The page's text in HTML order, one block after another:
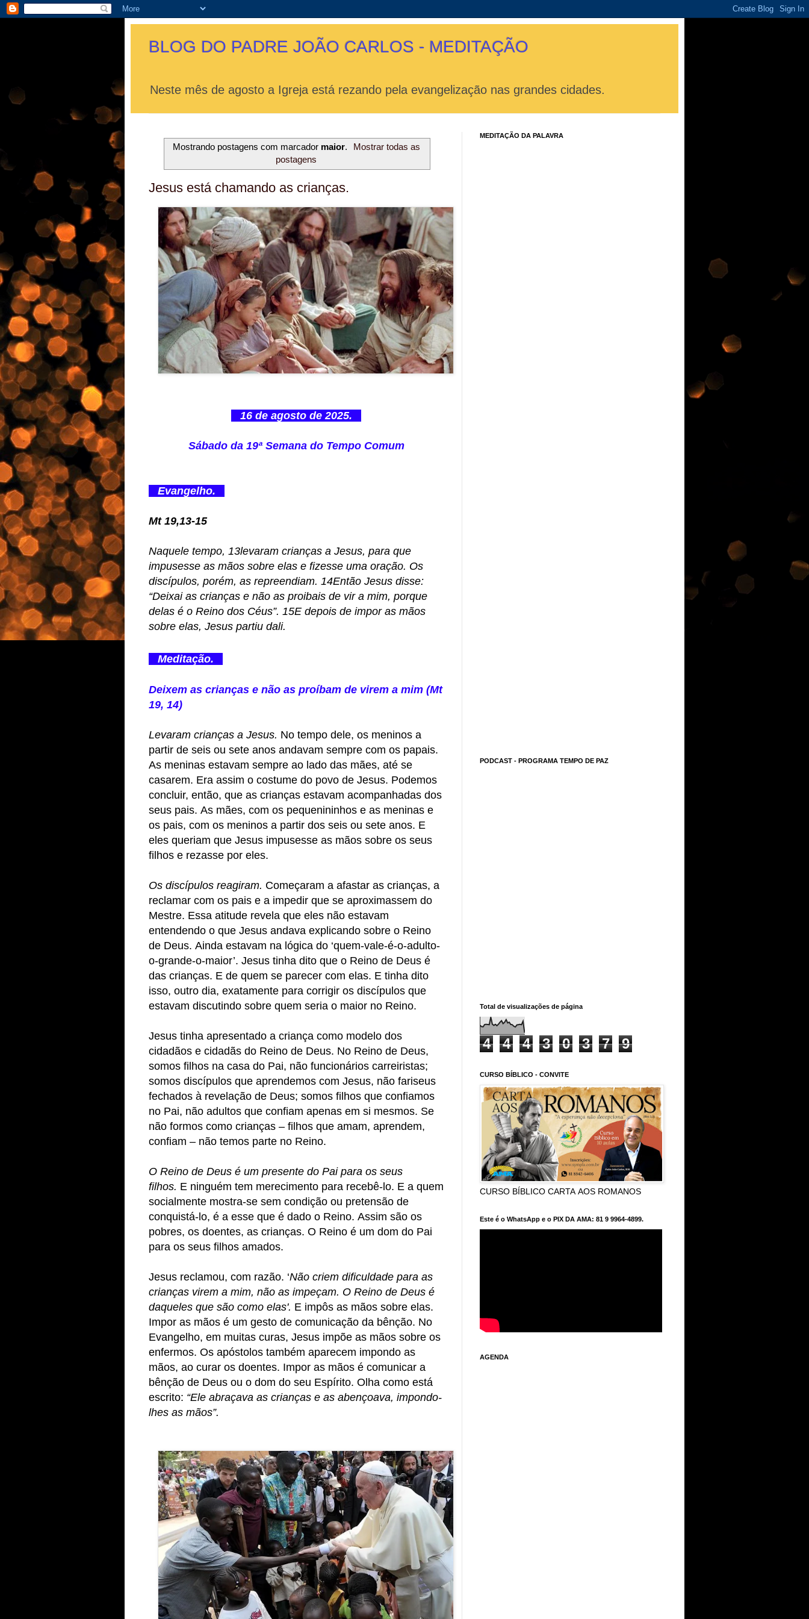
BLOG DO PADRE JOÃO CARLOS - MEDITAÇÃO
Neste mês de agosto a Igreja está rezando pela evangelização nas grandes cidades.
Mostrando postagens com marcador maior.
Mostrar todas as
postagens
Jesus está chamando as crianças.
16 de agosto de 2025.
Sábado da 19ª Semana do Tempo Comum
Evangelho.
Mt 19,13-15
Naquele tempo, 13levaram crianças a Jesus, para que
impusesse as mãos sobre elas e fizesse uma oração. Os
discípulos, porém, as repreendiam. 14Então Jesus disse:
“Deixai as crianças e não as proibais de vir a mim, porque
delas é o Reino dos Céus”. 15E depois de impor as mãos
sobre elas, Jesus partiu dali.
Meditação.
Deixem as crianças e não as proíbam de virem a mim (Mt
19, 14)
Levaram crianças a Jesus. No tempo dele, os meninos a
partir de seis ou sete anos andavam sempre com os papais.
As meninas estavam sempre ao lado das mães, até se
casarem. Era assim o costume do povo de Jesus. Podemos
concluir, então, que as crianças estavam acompanhadas dos
seus pais. As mães, com os pequenininhos e as meninas e
os pais, com os meninos a partir dos seis ou sete anos. E
eles queriam que Jesus impusesse as mãos sobre os seus
filhos e rezasse por eles.
Os discípulos reagiram. Começaram a afastar as crianças, a
reclamar com os pais e a impedir que se aproximassem do
Mestre. Essa atitude revela que eles não estavam
entendendo o que Jesus andava explicando sobre o Reino
de Deus. Ainda estavam na lógica do ‘quem-vale-é-o-adulto-
o-grande-o-maior’. Jesus tinha dito que o Reino de Deus é
das crianças. E de quem se parecer com elas. E tinha dito
isso, outro dia, exatamente para corrigir os discípulos que
estavam discutindo sobre quem seria o maior no Reino.
Jesus tinha apresentado a criança como modelo dos
cidadãos e cidadãs do Reino de Deus. No Reino de Deus,
somos filhos na casa do Pai, não funcionários carreiristas;
somos discípulos que aprendemos com Jesus, não fariseus
fechados à revelação de Deus; somos filhos que confiamos
no Pai, não adultos que confiam apenas em si mesmos. Se
não formos como crianças – filhos que amam, aprendem,
confiam – não temos parte no Reino.
O Reino de Deus é um presente do Pai para os seus
filhos. E ninguém tem merecimento para recebê-lo. E a quem
socialmente mostra-se sem condição ou pretensão de
conquistá-lo, é a esse que é dado o Reino. Assim são os
pobres, os doentes, as crianças. O Reino é um dom do Pai
para os seus filhos amados.
Jesus reclamou, com razão. ‘Não criem dificuldade para as
crianças virem a mim, não as impeçam. O Reino de Deus é
daqueles que são como elas'. E impôs as mãos sobre elas.
Impor as mãos é um gesto de comunicação da bênção. No
Evangelho, em muitas curas, Jesus impõe as mãos sobre os
enfermos. Os apóstolos também aparecem impondo as
mãos, ao curar os doentes. Impor as mãos é comunicar a
bênção de Deus ou o dom do seu Espírito. Olha como está
escrito: “Ele abraçava as crianças e as abençoava, impondo-
lhes as mãos”.
MEDITAÇÃO DA PALAVRA
PODCAST - PROGRAMA TEMPO DE PAZ
Total de visualizações de página
4 4 4 3 0 3 7 9
CURSO BÍBLICO - CONVITE
CURSO BÍBLICO CARTA AOS ROMANOS
Este é o WhatsApp e o PIX DA AMA: 81 9 9964-4899.
AGENDA